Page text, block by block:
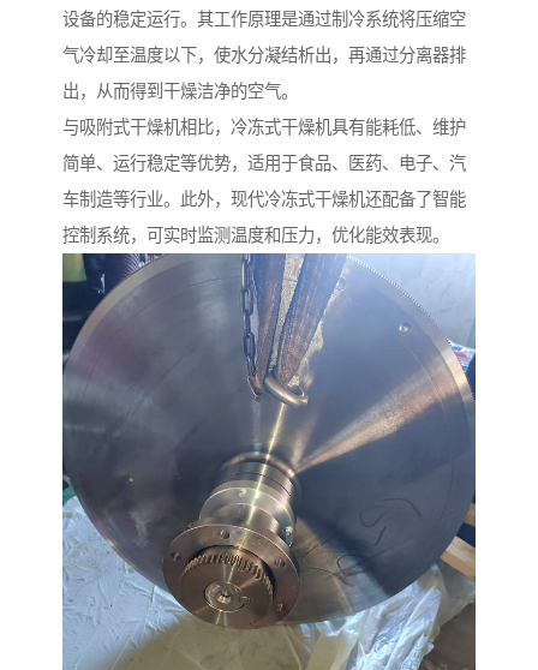
设备的稳定运行。其工作原理是通过制冷系统将压缩空
气冷却至温度以下，使水分凝结析出，再通过分离器排
出，从而得到干燥洁净的空气。
与吸附式干燥机相比，冷冻式干燥机具有能耗低、维护
简单、运行稳定等优势，适用于食品、医药、电子、汽
车制造等行业。此外，现代冷冻式干燥机还配备了智能
控制系统，可实时监测温度和压力，优化能效表现。